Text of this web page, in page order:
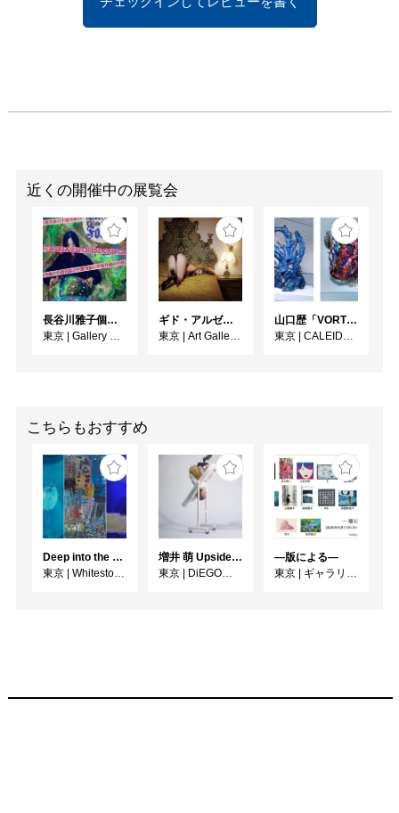
近くの開催中の展覧会
長谷川雅子個展「終わりなき森の美術館」
東京
Gallery MUMON
ギド・アルゼンチーニ写真展 『女性的宇宙』
東京
Art Gallery M84
⼭⼝歴「VORTEX」
東京
CALEIDO GINZA THE HUB
こちらもおすすめ
Deep into the Blue―蒼の深層へ：木梨アイネ、名坂千吉郎、猪熊克芳
東京
Whitestone Gallery
増井 萌 Upside-Down
東京
DiEGO表参道
―版による―
東京
ギャラリー檜B・C